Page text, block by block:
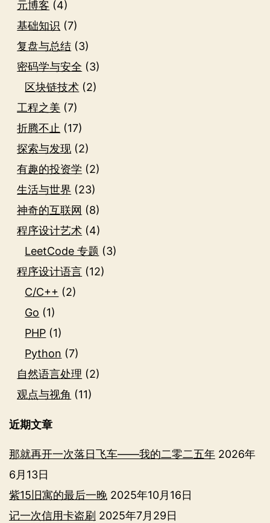
元博客 (4)
基础知识 (7)
复盘与总结 (3)
密码学与安全 (3)
区块链技术 (2)
工程之美 (7)
折腾不止 (17)
探索与发现 (2)
有趣的投资学 (2)
生活与世界 (23)
神奇的互联网 (8)
程序设计艺术 (4)
LeetCode 专题 (3)
程序设计语言 (12)
C/C++ (2)
Go (1)
PHP (1)
Python (7)
自然语言处理 (2)
观点与视角 (11)
近期文章
那就再开一次落日飞车——我的二零二五年 2026年
6月13日
紫15旧寓的最后一晚 2025年10月16日
记一次信用卡盗刷 2025年7月29日